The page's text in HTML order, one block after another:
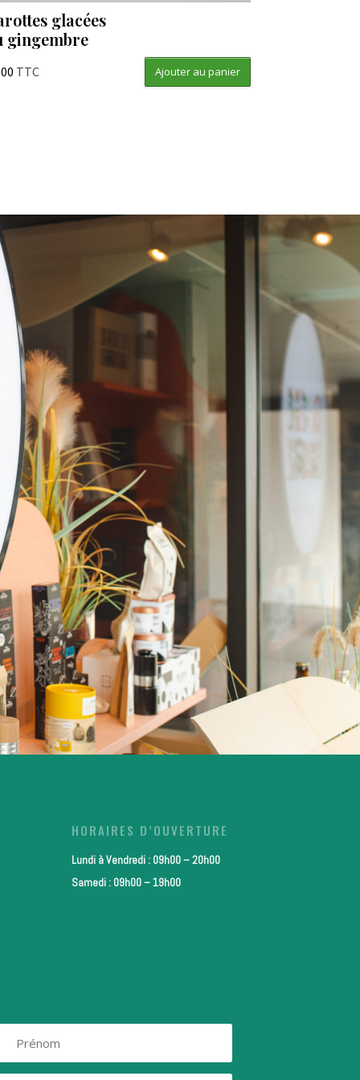
glacées
gingembre
TTC Ajouter au panier
HORAIRES D’OUVERTURE
Lundi à Vendredi : 09h00 – 20h00
Samedi : 09h00 – 19h00